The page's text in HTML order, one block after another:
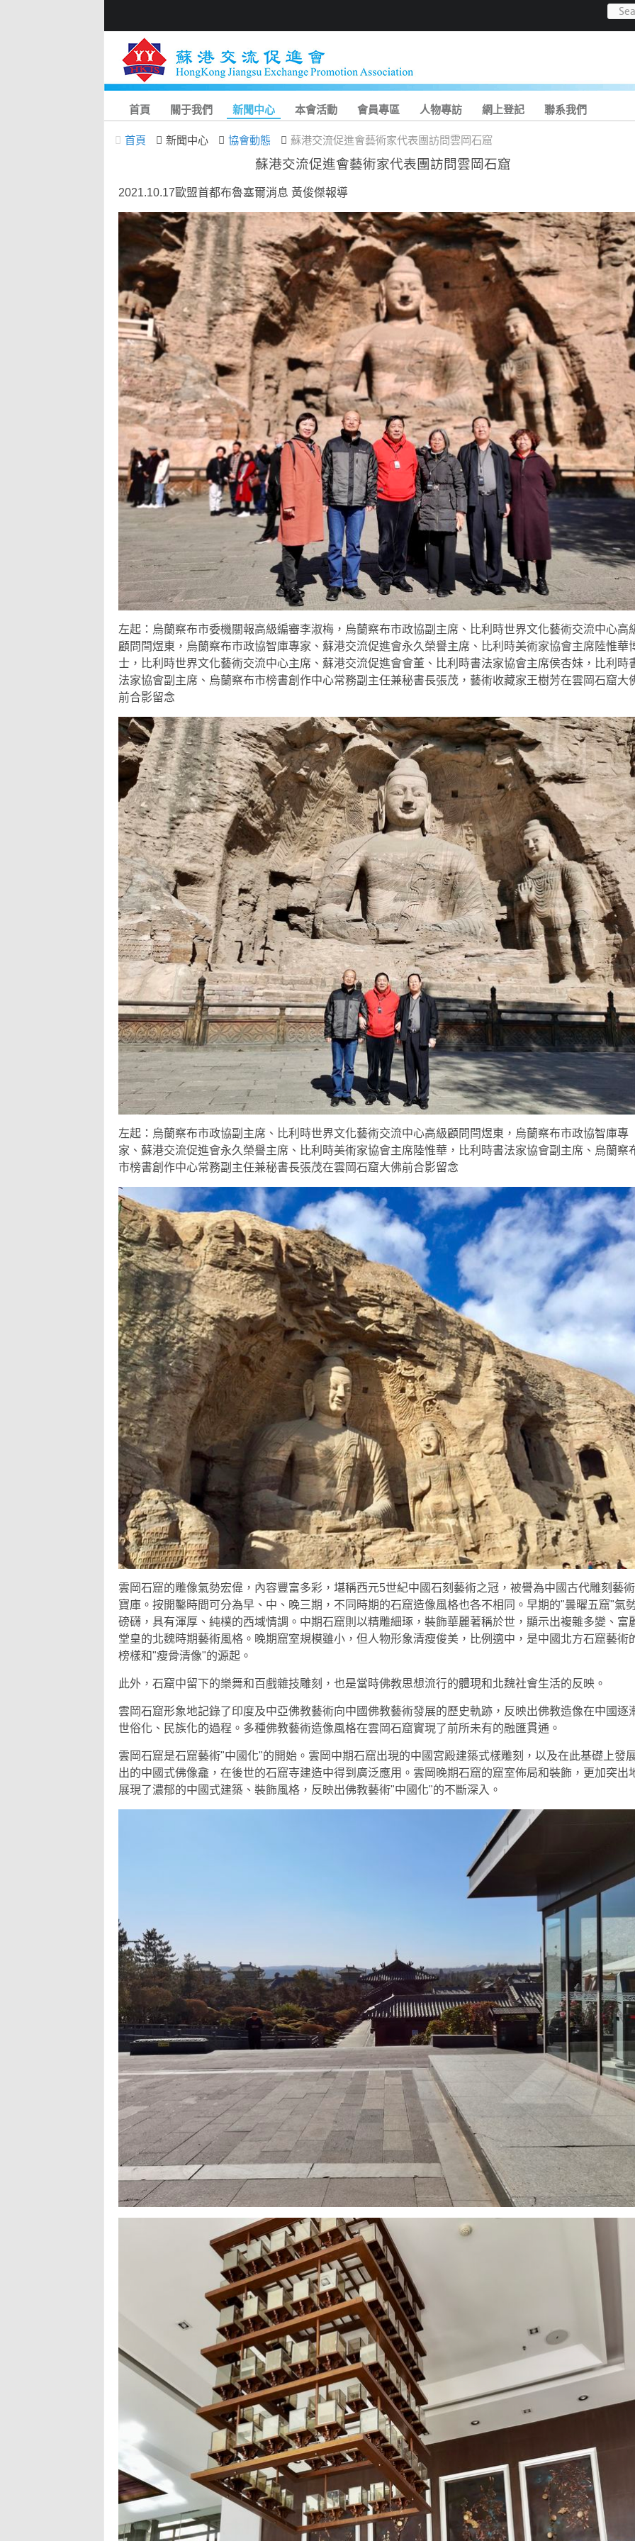
首頁 關于我們 新聞中心 本會活動 會員專區 人物專訪 網上登記 聯系我們
首頁 新聞中心 協會動態 蘇港交流促進會藝術家代表團訪問雲岡石窟
蘇港交流促進會藝術家代表團訪問雲岡石窟
2021.10.17歐盟首都布魯塞爾消息 黃俊傑報導
左起：烏蘭察布市委機關報高級編審李淑梅，烏蘭察布市政協副主席、比利時世界文化藝術交流中心高
顧問閆煜東，烏蘭察布市政協智庫專家、蘇港交流促進會永久榮譽主席、比利時美術家協會主席陸惟華
士，比利時世界文化藝術交流中心主席、蘇港交流促進會會董、比利時書法家協會主席侯杏妹，比利時
法家協會副主席、烏蘭察布市榜書創作中心常務副主任兼秘書長張茂，藝術收藏家王樹芳在雲岡石窟大
前合影留念
左起：烏蘭察布市政協副主席、比利時世界文化藝術交流中心高級顧問閆煜東，烏蘭察布市政協智庫專
家、蘇港交流促進會永久榮譽主席、比利時美術家協會主席陸惟華，比利時書法家協會副主席、烏蘭察
市榜書創作中心常務副主任兼秘書長張茂在雲岡石窟大佛前合影留念
雲岡石窟的雕像氣勢宏偉，內容豐富多彩，堪稱西元5世紀中國石刻藝術之冠，被譽為中國古代雕刻藝
寶庫。按開鑿時間可分為早、中、晚三期，不同時期的石窟造像風格也各不相同。早期的"曇曜五窟"氣
磅礴，具有渾厚、純樸的西域情調。中期石窟則以精雕細琢，裝飾華麗著稱於世，顯示出複雜多變、富
堂皇的北魏時期藝術風格。晚期窟室規模雖小，但人物形象清瘦俊美，比例適中，是中國北方石窟藝術
榜樣和"瘦骨清像"的源起。
此外，石窟中留下的樂舞和百戲雜技雕刻，也是當時佛教思想流行的體現和北魏社會生活的反映。
雲岡石窟形象地記錄了印度及中亞佛教藝術向中國佛教藝術發展的歷史軌跡，反映出佛教造像在中國逐
世俗化、民族化的過程。多種佛教藝術造像風格在雲岡石窟實現了前所未有的融匯貫通。
雲岡石窟是石窟藝術"中國化"的開始。雲岡中期石窟出現的中國宮殿建築式樣雕刻，以及在此基礎上發
出的中國式佛像龕，在後世的石窟寺建造中得到廣泛應用。雲岡晚期石窟的窟室佈局和裝飾，更加突出
展現了濃郁的中國式建築、裝飾風格，反映出佛教藝術"中國化"的不斷深入。